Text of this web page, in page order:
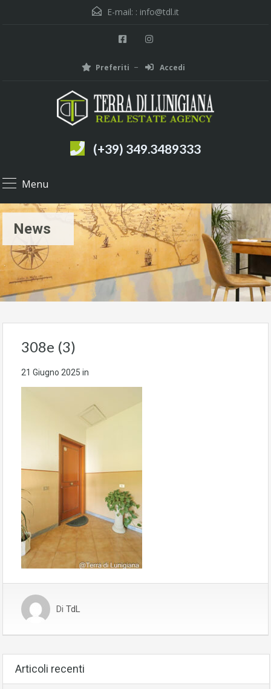
E-mail: : info@tdl.it
Preferiti Accedi
(+39) 349.3489333
Menu
News
308e (3)
21 Giugno 2025 in
Di TdL
Articoli recenti